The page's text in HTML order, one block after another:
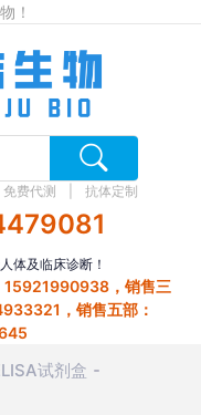
！
免费代测 抗体定制
体及临床诊断！
15921990938，销售三
，销售五部：
试剂盒